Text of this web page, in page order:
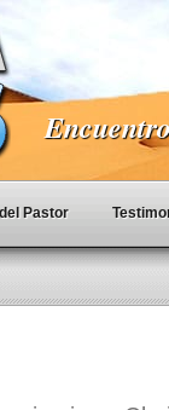
Pastor